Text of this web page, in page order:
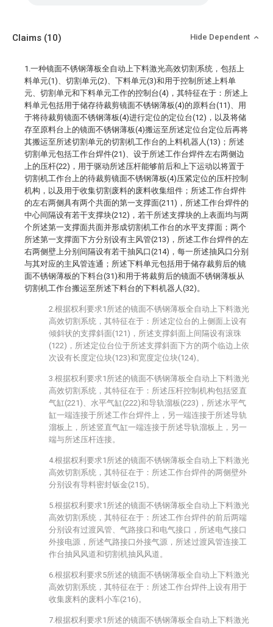
Claims (10) Hide Dependent
1.一种镜面不锈钢薄板全自动上下料激光高效切割系统，包括上
料单元(1)、切割单元(2)、下料单元(3)和用于控制所述上料单
元、切割单元和下料单元工作的控制台(4)，其特征在于：所述上
料单元包括用于储存待裁剪镜面不锈钢薄板(4)的原料台(11)、用
于将待裁剪镜面不锈钢薄板(4)进行定位的定位台(12)，以及将储
存至原料台上的镜面不锈钢薄板(4)搬运至所述定位台定位后再将
其搬运至所述切割单元的切割机工作台的上料机器人(13)；所述
切割单元包括工作台焊件(21)、设于所述工作台焊件左右两侧边
上的压杆(22)，用于驱动所述压杆能够前后和上下运动以将置于
切割机工作台上的待裁剪镜面不锈钢薄板(4)压紧定位的压杆控制
机构，以及用于收集切割废料的废料收集组件；所述工作台焊件
的左右两侧具有两个共面的第一支撑面(211)，所述工作台焊件的
中心间隔设有若干支撑块(212)，若干所述支撑块的上表面均与两
个所述第一支撑面共面并形成切割机工作台的水平支撑面；两个
所述第一支撑面下方分别设有主风管(213)，所述工作台焊件的左
右两侧壁上分别间隔设有若干抽风口(214)，每一所述抽风口分别
与其对应的主风管连通；所述下料单元包括用于储存裁剪后的镜
面不锈钢薄板的下料台(31)和用于将裁剪后的镜面不锈钢薄板从
切割机工作台搬运至所述下料台的下料机器人(32)。
2.根据权利要求1所述的镜面不锈钢薄板全自动上下料激光
高效切割系统，其特征在于：所述定位台的上侧面上设有
倾斜状的支撑斜面(121)，所述支撑斜面上间隔设有滚珠
(122)，所述定位台位于所述支撑斜面下方的两个临边上依
次设有长度定位块(123)和宽度定位块(124)。
3.根据权利要求1所述的镜面不锈钢薄板全自动上下料激光
高效切割系统，其特征在于：所述压杆控制机构包括竖直
气缸(221)、水平气缸(222)和导轨溜板(223)，所述水平气
缸一端连接于所述工作台焊件上，另一端连接于所述导轨
溜板上，所述竖直气缸一端连接于所述导轨溜板上，另一
端与所述压杆连接。
4.根据权利要求1所述的镜面不锈钢薄板全自动上下料激光
高效切割系统，其特征在于：所述工作台焊件的两侧壁外
分别设有导料密封钣金(215)。
5.根据权利要求1所述的镜面不锈钢薄板全自动上下料激光
高效切割系统，其特征在于：所述工作台焊件的前后两端
分别设有过渡风管、气路接口和电气接口，所述电气接口
外接电源，所述气路接口外接气源，所述过渡风管连接工
作台抽风风道和切割机抽风风道。
6.根据权利要求5所述的镜面不锈钢薄板全自动上下料激光
高效切割系统，其特征在于：所述工作台焊件上设有用于
收集废料的废料小车(216)。
7.根据权利要求1所述的镜面不锈钢薄板全自动上下料激光